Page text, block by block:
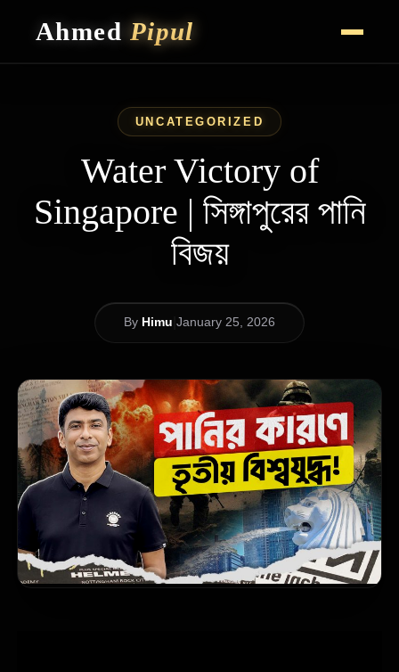
Ahmed Pipul
CAREER HIGHLIGHTS
VLOG
UNCATEGORIZED
Water Victory of
Singapore | সিঙ্গাপুরের পানি
বিজয়
By Himu January 25, 2026